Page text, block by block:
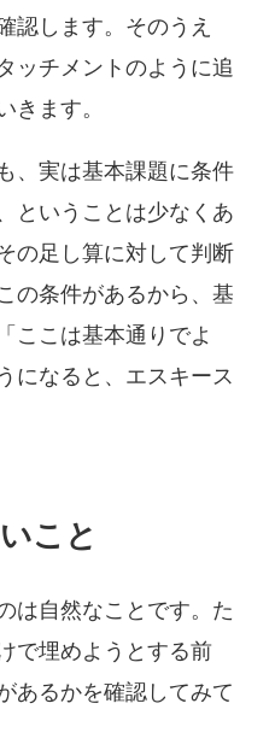
認します。そのうえ
ッチメントのように追
きます。
、実は基本課題に条件
ということは少なくあ
の足し算に対して判断
の条件があるから、基
ここは基本通りでよ
になると、エスキース
こと
は自然なことです。た
で埋めようとする前
あるかを確認してみて